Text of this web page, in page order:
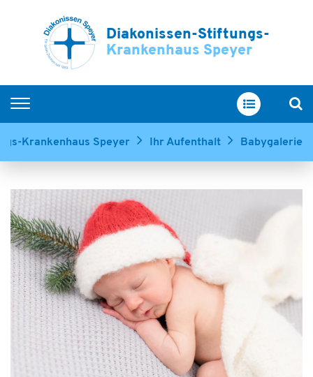
Diakonissen-Stiftungs-
Krankenhaus Speyer
Home
Ihr Aufenthalt
Über uns
Ausbildung & Karriere
Krankenhaus Speyer Ihr Aufenthalt Babygalerie